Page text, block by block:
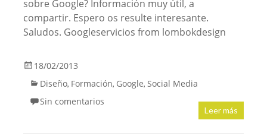
sobre Google? Información muy útil, a
compartir. Espero os resulte interesante.
Saludos. Googleservicios from lombokdesign
18/02/2013
Diseño, Formación, Google, Social Media
Sin comentarios
Leer más